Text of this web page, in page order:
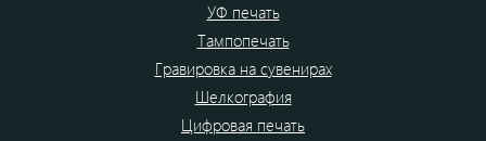
УФ печать
Тампопечать
Гравировка на сувенирах
Шелкография
Цифровая печать